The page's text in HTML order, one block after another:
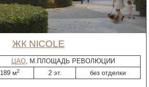
ЖК NICOLE
ЦАО, М.ПЛОЩАДЬ РЕВОЛЮЦИИ
189 м2 2 эт. без отделки